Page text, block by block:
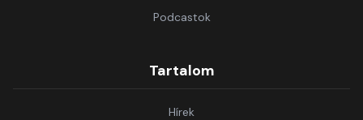
Podcastok
Tartalom
Hírek